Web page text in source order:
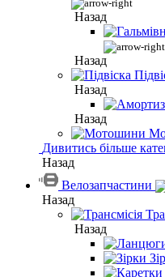
Назад
Назад
Назад
Назад
Дивитись більше
Назад
Велозапчастини
Назад
Назад